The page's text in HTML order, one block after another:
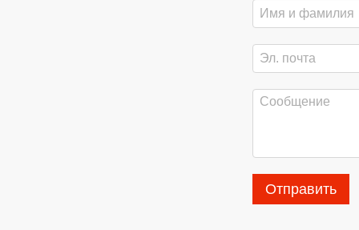
Отправить